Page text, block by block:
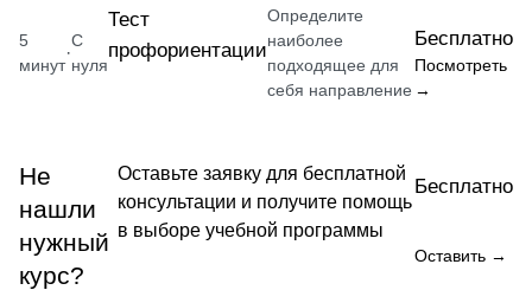
5
минут
·
С
нуля
Тест
профориентации
Определите
наиболее
подходящее для
себя направление
Бесплатно
Посмотреть
→
Не
нашли
нужный
курс?
Оставьте заявку для бесплатной
консультации и получите помощь
в выборе учебной программы
Бесплатно
Оставить →